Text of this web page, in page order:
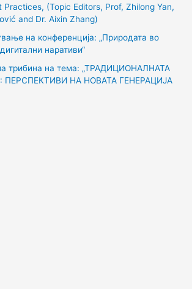
(Topic Editors, Prof, Zhilong Yan,
and Dr. Aixin Zhang)
на конференција: „Природата во
наративи“
трибина на тема: „ТРАДИЦИОНАЛНАТА
ПЕРСПЕКТИВИ НА НОВАТА ГЕНЕРАЦИЈА